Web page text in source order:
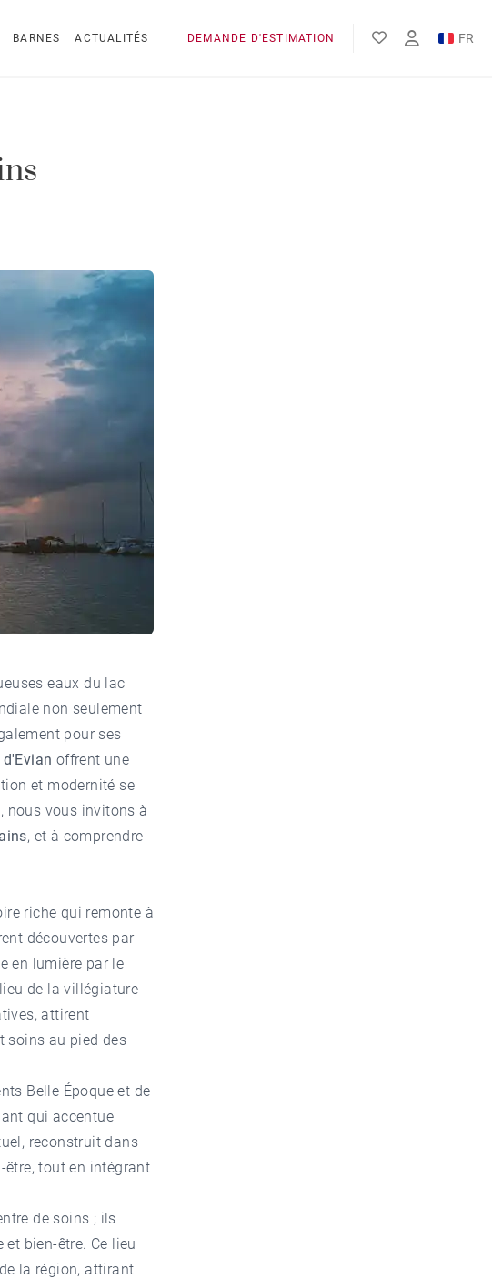
BARNES ACTUALITÉS DEMANDE D'ESTIMATION
FR
eaux du lac
non seulement
pour ses
offrent une
et modernité se
nous vous invitons à
, et à comprendre
riche qui remonte à
découvertes par
en lumière par le
de la villégiature
attirent
soins au pied des
Belle Époque et de
qui accentue
reconstruit dans
être, tout en intégrant
de soins ; ils
bien-être. Ce lieu
la région, attirant